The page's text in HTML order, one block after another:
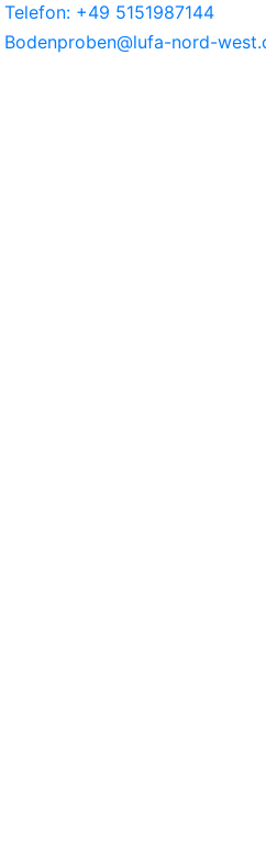
Telefon: +49 5151987144
Bodenproben@lufa-nord-